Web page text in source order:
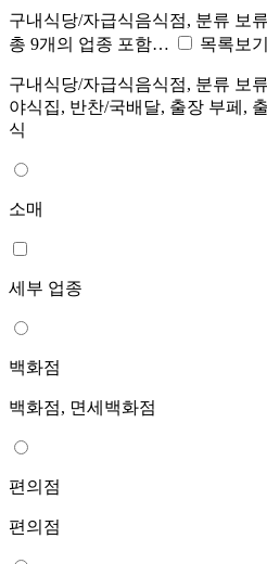
구내식당/자급식음식점, 분류 보
총 9개의 업종 포함…
목록보기
구내식당/자급식음식점, 분류 보
야식집, 반찬/국배달, 출장 부페,
식
소매
세부 업종
백화점
백화점, 면세백화점
편의점
편의점